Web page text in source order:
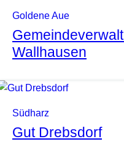
Goldene Aue
Wallhausen
Südharz
Gut Drebsdorf